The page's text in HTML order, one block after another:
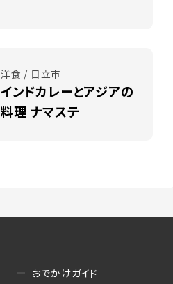
洋食 / 日立市
インドカレーとアジアの
料理 ナマステ
おでかけガイド